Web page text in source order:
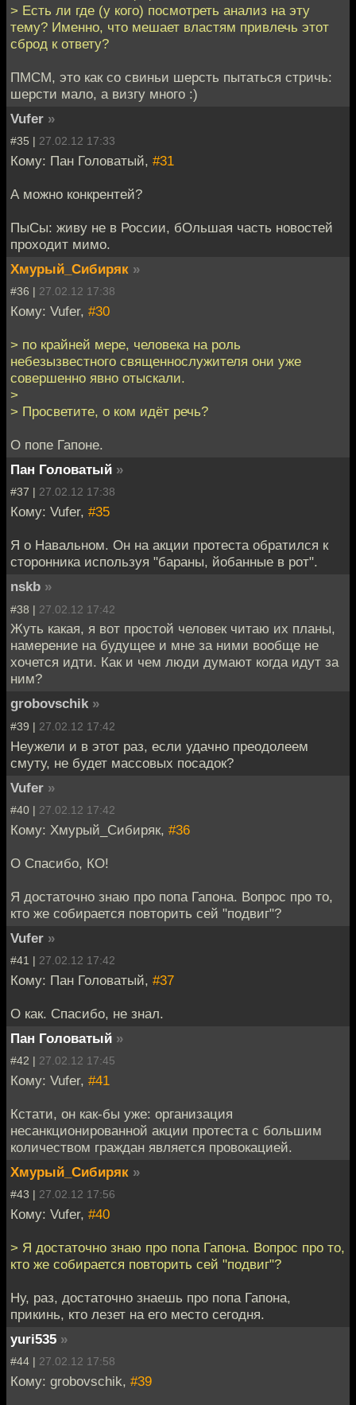
> Есть ли где (у кого) посмотреть анализ на эту
тему? Именно, что мешает властям привлечь этот
сброд к ответу?
ПМСМ, это как со свиньи шерсть пытаться стричь:
шерсти мало, а визгу много :)
Vufer »
#35 | 27.02.12 17:33
Кому: Пан Головатый, #31
А можно конкрентей?
ПыСы: живу не в России, бОльшая часть новостей
проходит мимо.
Хмурый_Сибиряк »
#36 | 27.02.12 17:38
Кому: Vufer, #30
> по крайней мере, человека на роль
небезызвестного священнослужителя они уже
совершенно явно отыскали.
>
> Просветите, о ком идёт речь?
О попе Гапоне.
Пан Головатый »
#37 | 27.02.12 17:38
Кому: Vufer, #35
Я о Навальном. Он на акции протеста обратился к
сторонника используя "бараны, йобанные в рот".
nskb »
#38 | 27.02.12 17:42
Жуть какая, я вот простой человек читаю их планы,
намерение на будущее и мне за ними вообще не
хочется идти. Как и чем люди думают когда идут за
ним?
grobovschik »
#39 | 27.02.12 17:42
Неужели и в этот раз, если удачно преодолеем
смуту, не будет массовых посадок?
Vufer »
#40 | 27.02.12 17:42
Кому: Хмурый_Сибиряк, #36
О Спасибо, КО!
Я достаточно знаю про попа Гапона. Вопрос про то,
кто же собирается повторить сей "подвиг"?
Vufer »
#41 | 27.02.12 17:42
Кому: Пан Головатый, #37
О как. Спасибо, не знал.
Пан Головатый »
#42 | 27.02.12 17:45
Кому: Vufer, #41
Кстати, он как-бы уже: организация
несанкционированной акции протеста с большим
количеством граждан является провокацией.
Хмурый_Сибиряк »
#43 | 27.02.12 17:56
Кому: Vufer, #40
> Я достаточно знаю про попа Гапона. Вопрос про то,
кто же собирается повторить сей "подвиг"?
Ну, раз, достаточно знаешь про попа Гапона,
прикинь, кто лезет на его место сегодня.
yuri535 »
#44 | 27.02.12 17:58
Кому: grobovschik, #39